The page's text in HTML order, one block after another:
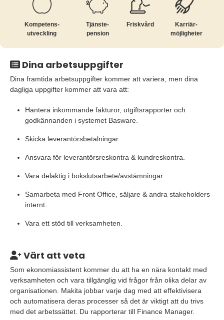
Kompetens­
utveckling
Tjänste­
pension
Friskvård
Karriär­
möjligheter
Dina arbetsuppgifter
Dina framtida arbetsuppgifter kommer att variera, men dina
dagliga uppgifter kommer att vara att:
Hantera inkommande fakturor, utgiftsrapporter och
godkännanden i systemet Basware.
Skicka leverantörsbetalningar.
Ansvara för leverantörsreskontra & kundreskontra.
Vara delaktig i bokslutsarbete/avstämningar
Samarbeta med Front Office, säljare & andra stakeholders
internt.
Vara ett stöd till verksamheten.
Värt att veta
Som ekonomiassistent kommer du att ha en nära kontakt med
verksamheten och vara tillgänglig vid frågor från olika delar av
organisationen. Makita jobbar varje dag med att effektivisera
och automatisera deras processer så det är viktigt att du trivs
med det arbetssättet. Du rapporterar till Finance Manager.